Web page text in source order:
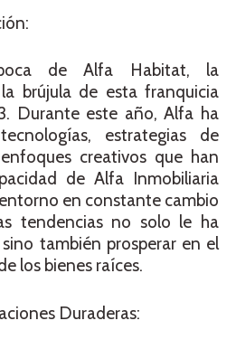
de Alfa Habitat, la
brújula de esta franquicia
Durante este año, Alfa ha
estrategias de
creativos que han
de Alfa Inmobiliaria
en constante cambio
tendencias no solo le ha
también prosperar en el
los bienes raíces.
Duraderas: